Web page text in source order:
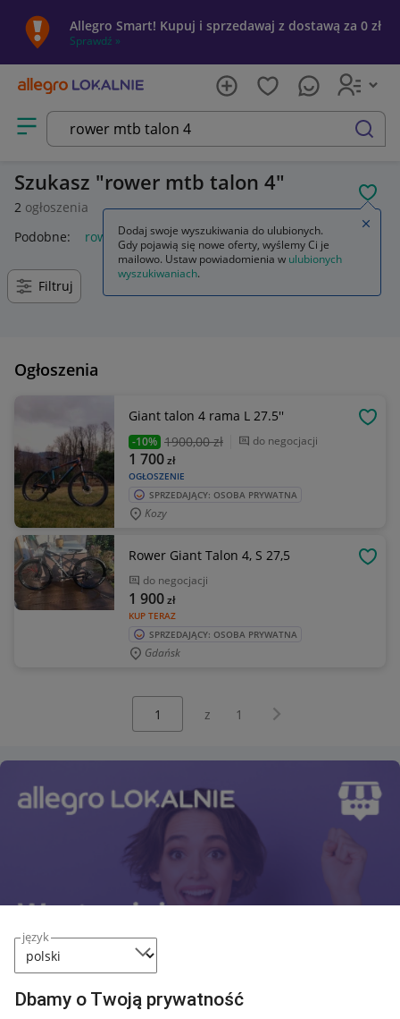
język
Dbamy o Twoją prywatność
Allegro Smart! Kupuj i sprzedawaj z dostawą za 0 zł
Sprawdź »
Otwórz menu z kategoriami
szukaj
Szukasz rower mtb talon 4
2 ogłoszenia
Podobne: rower mtb giant talon 4 29
Filtruj
Ogłoszenia
Giant talon 4 rama L 27.5''
-10% 1900,00 zł do negocjacji
OGŁOSZENIE
1 700zł
SPRZEDAJĄCY: OSOBA PRYWATNA
Kozy
Rower Giant Talon 4, S 27,5
do negocjacji
KUP TERAZ
1 900zł
SPRZEDAJĄCY: OSOBA PRYWATNA
Gdańsk
z 1 Następna strona
Dodaj swoje wyszukiwania do ulubionych.
Gdy pojawią się nowe oferty, wyślemy Ci je
mailowo. Ustaw powiadomienia w ulubionych
wyszukiwaniach.